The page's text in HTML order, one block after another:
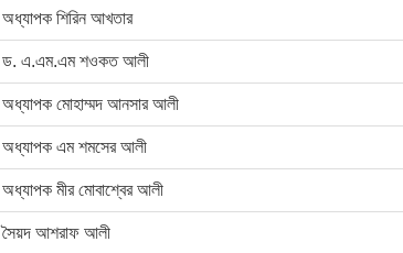
অধ্যাপক শিরিন আখতার
ড. এ.এম.এম শওকত আলী
অধ্যাপক মোহাম্মদ আনসার আলী
অধ্যাপক এম শমসের আলী
অধ্যাপক মীর মোবাশ্বের আলী
সৈয়দ আশরাফ আলী